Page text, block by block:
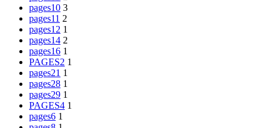
pages10 3
pages11 2
pages12 1
pages14 2
pages16 1
PAGES2 1
pages21 1
pages28 1
pages29 1
PAGES4 1
pages6 1